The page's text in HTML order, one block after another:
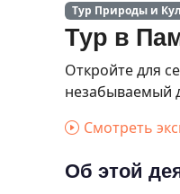
Тур Природы и
Тур в
Откройте для
незабываемый
Смотреть
Об этой